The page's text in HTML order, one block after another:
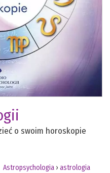
o swoim horoskopie
Astropsychologia › astrologia